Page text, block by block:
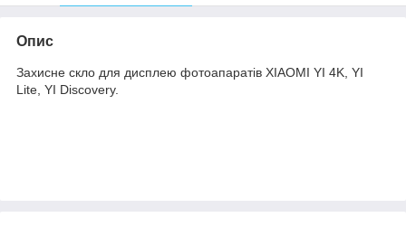
Опис
Захисне скло для дисплею фотоапаратів XIAOMI YI 4K, YI
Lite, YI Discovery.